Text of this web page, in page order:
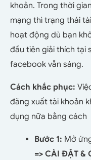
khoản. Trong thời
mạng thì trạng thái
hoạt động dù bạn
đầu tiên giải thích tại
facebook vẫn sáng.
Cách khắc phục:
đăng xuất tài khoản
dụng nữa bằng cách
Bước 1: Mở
=> CÀI ĐẶT &